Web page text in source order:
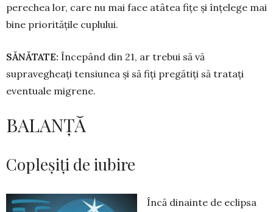
perechea lor, care nu mai face atâtea fițe și în­țelege mai
bine prioritățile cuplului.
SĂNĂTATE: Începând din 21, ar trebui să vă
supravegheați tensiunea și să fiți pregătiți să tratați
eventuale migrene.
BALANȚĂ
Copleșiți de iubire
Încă dinainte de eclipsa